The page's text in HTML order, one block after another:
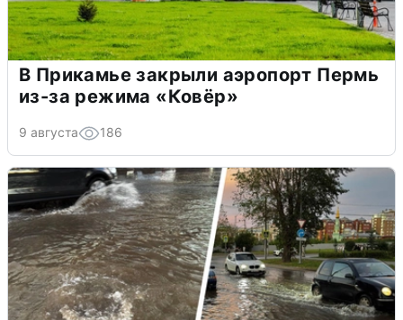
В Прикамье закрыли аэропорт Пермь
из-за режима «Ковёр»
9 августа 186